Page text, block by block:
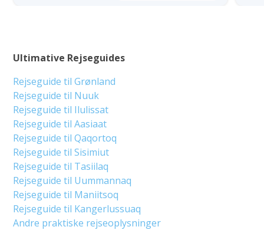
Ultimative Rejseguides
Rejseguide til Grønland
Rejseguide til Nuuk
Rejseguide til Ilulissat
Rejseguide til Aasiaat
Rejseguide til Qaqortoq
Rejseguide til Sisimiut
Rejseguide til Tasiilaq
Rejseguide til Uummannaq
Rejseguide til Maniitsoq
Rejseguide til Kangerlussuaq
Andre praktiske rejseoplysninger